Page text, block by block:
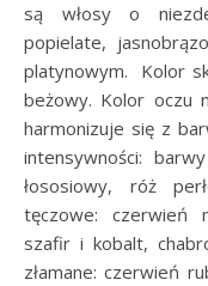
są włosy o
popielate,
platynowym. Kolor
beżowy. Kolor oczu
harmonizuje się z
intensywności:
łososiowy, róż
tęczowe: czerwień
szafir i kobalt,
złamane: czerwień